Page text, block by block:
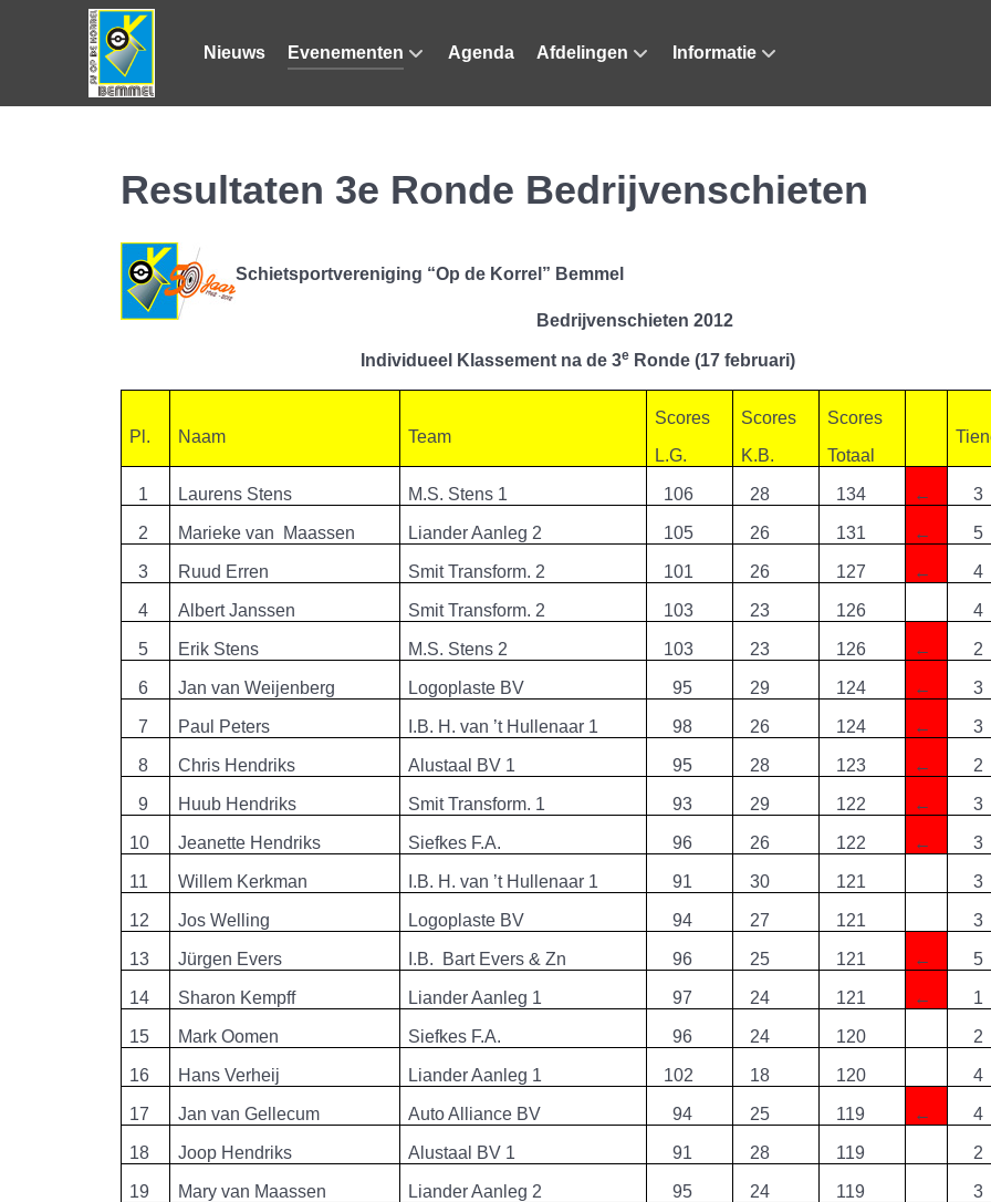
Nieuws Evenementen Agenda Afdelingen Informatie
Resultaten 3e Ronde Bedrijvenschieten
Schietsportvereniging “Op de Korrel” Bemmel
Bedrijvenschieten 2012
Individueel Klassement na de 3eRonde (17 februari)
Pl. Naam Team
Scores
L.G.
Scores
K.B.
Scores
Totaal
1 Laurens Stens M.S. Stens 1 106 28 134 ← 3
2 Marieke van Maassen Liander Aanleg 2 105 26 131 ← 5
3 Ruud Erren Smit Transform. 2 101 26 127 ← 4
4 Albert Janssen Smit Transform. 2 103 23 126 4
5 Erik Stens M.S. Stens 2 103 23 126 ← 2
6 Jan van Weijenberg Logoplaste BV 95 29 124 ← 3
7 Paul Peters I.B. H. van ’t Hullenaar 1 98 26 124 ← 3
8 Chris Hendriks Alustaal BV 1 95 28 123 ← 2
9 Huub Hendriks Smit Transform. 1 93 29 122 ← 3
10 Jeanette Hendriks Siefkes F.A. 96 26 122 ← 3
11 Willem Kerkman I.B. H. van ’t Hullenaar 1 91 30 121 3
12 Jos Welling Logoplaste BV 94 27 121 3
13 Jürgen Evers I.B. Bart Evers & Zn 96 25 121 ← 5
14 Sharon Kempff Liander Aanleg 1 97 24 121 ← 1
15 Mark Oomen Siefkes F.A. 96 24 120 2
16 Hans Verheij Liander Aanleg 1 102 18 120 4
17 Jan van Gellecum Auto Alliance BV 94 25 119 ← 4
18 Joop Hendriks Alustaal BV 1 91 28 119 2
19 Mary van Maassen Liander Aanleg 2 95 24 119 3